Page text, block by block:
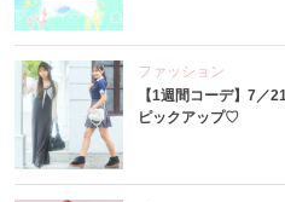
ファッション
【1週間コーデ】7／
ピックアップ♡